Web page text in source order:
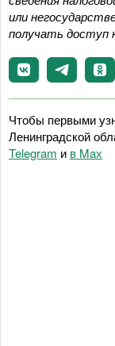
или
получать доступ
Чтобы первыми
Ленинградской
Telegram и в Maх